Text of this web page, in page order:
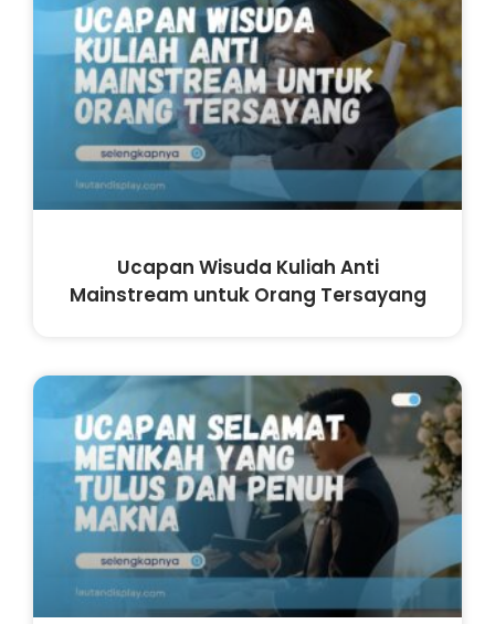
Ucapan Wisuda Kuliah Anti
Mainstream untuk Orang Tersayang